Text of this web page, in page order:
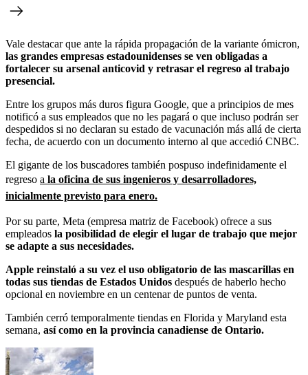
Vale destacar que ante la rápida propagación de la variante ómicron,
las grandes empresas estadounidenses se ven obligadas a
fortalecer su arsenal anticovid y retrasar el regreso al trabajo
presencial.
Entre los grupos más duros figura Google, que a principios de mes
notificó a sus empleados que no les pagará o que incluso podrán ser
despedidos si no declaran su estado de vacunación más allá de cierta
fecha, de acuerdo con un documento interno al que accedió CNBC.
El gigante de los buscadores también pospuso indefinidamente el
regreso a la oficina de sus ingenieros y desarrolladores,
inicialmente previsto para enero.
Por su parte, Meta (empresa matriz de Facebook) ofrece a sus
empleados la posibilidad de elegir el lugar de trabajo que mejor
se adapte a sus necesidades.
Apple reinstaló a su vez el uso obligatorio de las mascarillas en
todas sus tiendas de Estados Unidos después de haberlo hecho
opcional en noviembre en un centenar de puntos de venta.
También cerró temporalmente tiendas en Florida y Maryland esta
semana, así como en la provincia canadiense de Ontario.